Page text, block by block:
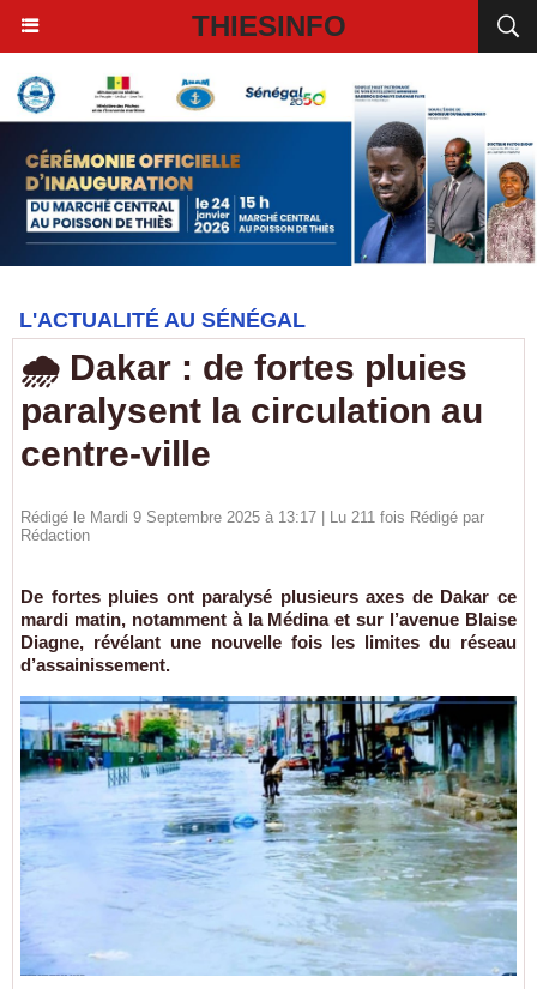
THIESINFO
L'ACTUALITÉ AU SÉNÉGAL
🌧️ Dakar : de fortes pluies
paralysent la circulation au
centre-ville
Rédigé le Mardi 9 Septembre 2025 à 13:17 | Lu 211 fois Rédigé par
Rédaction
De fortes pluies ont paralysé plusieurs axes de Dakar ce
mardi matin, notamment à la Médina et sur l’avenue Blaise
Diagne, révélant une nouvelle fois les limites du réseau
d’assainissement.